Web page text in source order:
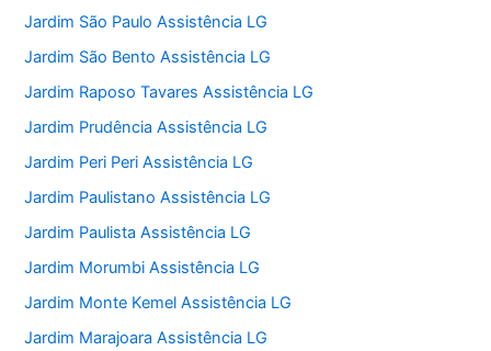
Jardim São Paulo Assistência LG
Jardim São Bento Assistência LG
Jardim Raposo Tavares Assistência LG
Jardim Prudência Assistência LG
Jardim Peri Peri Assistência LG
Jardim Paulistano Assistência LG
Jardim Paulista Assistência LG
Jardim Morumbi Assistência LG
Jardim Monte Kemel Assistência LG
Jardim Marajoara Assistência LG